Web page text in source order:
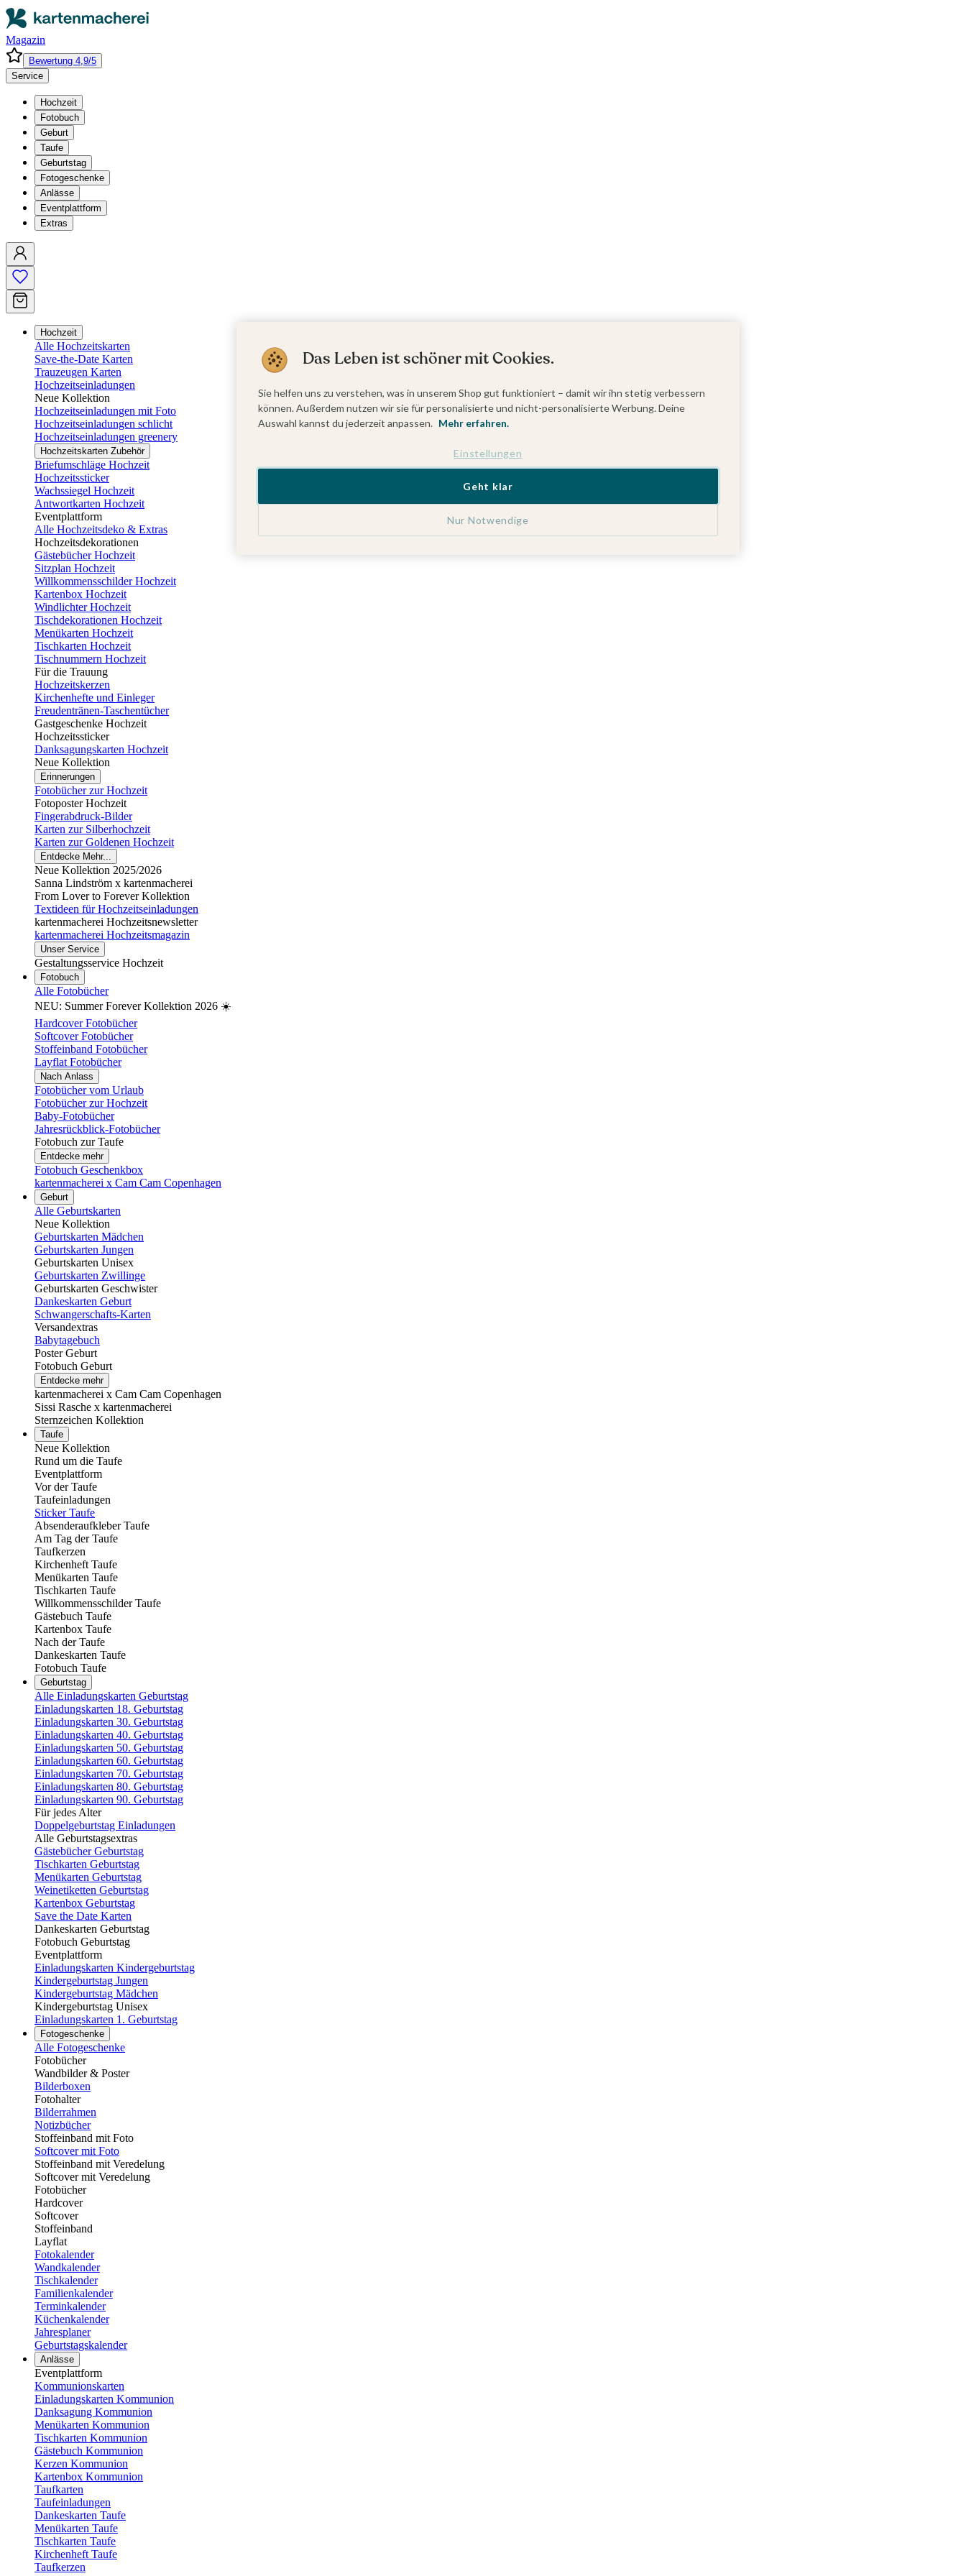
Magazin
Bewertung 4,9/5
Service
Hochzeit
Fotobuch
Geburt
Taufe
Geburtstag
Fotogeschenke
Anlässe
Eventplattform
Extras
Hochzeit
Alle Hochzeitskarten
Save-the-Date Karten
Trauzeugen Karten
Hochzeitseinladungen
Neue Kollektion
Hochzeitseinladungen mit Foto
Hochzeitseinladungen schlicht
Hochzeitseinladungen greenery
Hochzeitskarten Zubehör
Briefumschläge Hochzeit
Hochzeitssticker
Wachssiegel Hochzeit
Antwortkarten Hochzeit
Eventplattform
Alle Hochzeitsdeko & Extras
Hochzeitsdekorationen
Gästebücher Hochzeit
Sitzplan Hochzeit
Willkommensschilder Hochzeit
Kartenbox Hochzeit
Windlichter Hochzeit
Tischdekorationen Hochzeit
Menükarten Hochzeit
Tischkarten Hochzeit
Tischnummern Hochzeit
Für die Trauung
Hochzeitskerzen
Kirchenhefte und Einleger
Freudentränen-Taschentücher
Gastgeschenke Hochzeit
Hochzeitssticker
Danksagungskarten Hochzeit
Neue Kollektion
Erinnerungen
Fotobücher zur Hochzeit
Fotoposter Hochzeit
Fingerabdruck-Bilder
Karten zur Silberhochzeit
Karten zur Goldenen Hochzeit
Entdecke Mehr...
Neue Kollektion 2025/2026
Sanna Lindström x kartenmacherei
From Lover to Forever Kollektion
Textideen für Hochzeitseinladungen
kartenmacherei Hochzeitsnewsletter
kartenmacherei Hochzeitsmagazin
Unser Service
Gestaltungsservice Hochzeit
Fotobuch
Alle Fotobücher
NEU: Summer Forever Kollektion 2026 ☀️
Hardcover Fotobücher
Softcover Fotobücher
Stoffeinband Fotobücher
Layflat Fotobücher
Nach Anlass
Fotobücher vom Urlaub
Fotobücher zur Hochzeit
Baby-Fotobücher
Jahresrückblick-Fotobücher
Fotobuch zur Taufe
Entdecke mehr
Fotobuch Geschenkbox
kartenmacherei x Cam Cam Copenhagen
Geburt
Alle Geburtskarten
Neue Kollektion
Geburtskarten Mädchen
Geburtskarten Jungen
Geburtskarten Unisex
Geburtskarten Zwillinge
Geburtskarten Geschwister
Dankeskarten Geburt
Schwangerschafts-Karten
Versandextras
Babytagebuch
Poster Geburt
Fotobuch Geburt
Entdecke mehr
kartenmacherei x Cam Cam Copenhagen
Sissi Rasche x kartenmacherei
Sternzeichen Kollektion
Taufe
Neue Kollektion
Rund um die Taufe
Eventplattform
Vor der Taufe
Taufeinladungen
Sticker Taufe
Absenderaufkleber Taufe
Am Tag der Taufe
Taufkerzen
Kirchenheft Taufe
Menükarten Taufe
Tischkarten Taufe
Willkommensschilder Taufe
Gästebuch Taufe
Kartenbox Taufe
Nach der Taufe
Dankeskarten Taufe
Fotobuch Taufe
Geburtstag
Alle Einladungskarten Geburtstag
Einladungskarten 18. Geburtstag
Einladungskarten 30. Geburtstag
Einladungskarten 40. Geburtstag
Einladungskarten 50. Geburtstag
Einladungskarten 60. Geburtstag
Einladungskarten 70. Geburtstag
Einladungskarten 80. Geburtstag
Einladungskarten 90. Geburtstag
Für jedes Alter
Doppelgeburtstag Einladungen
Alle Geburtstagsextras
Gästebücher Geburtstag
Tischkarten Geburtstag
Menükarten Geburtstag
Weinetiketten Geburtstag
Kartenbox Geburtstag
Save the Date Karten
Dankeskarten Geburtstag
Fotobuch Geburtstag
Eventplattform
Einladungskarten Kindergeburtstag
Kindergeburtstag Jungen
Kindergeburtstag Mädchen
Kindergeburtstag Unisex
Einladungskarten 1. Geburtstag
Fotogeschenke
Alle Fotogeschenke
Fotobücher
Wandbilder & Poster
Bilderboxen
Fotohalter
Bilderrahmen
Notizbücher
Stoffeinband mit Foto
Softcover mit Foto
Stoffeinband mit Veredelung
Softcover mit Veredelung
Fotobücher
Hardcover
Softcover
Stoffeinband
Layflat
Fotokalender
Wandkalender
Tischkalender
Familienkalender
Terminkalender
Küchenkalender
Jahresplaner
Geburtstagskalender
Anlässe
Eventplattform
Kommunionskarten
Einladungskarten Kommunion
Danksagung Kommunion
Menükarten Kommunion
Tischkarten Kommunion
Gästebuch Kommunion
Kerzen Kommunion
Kartenbox Kommunion
Taufkarten
Taufeinladungen
Dankeskarten Taufe
Menükarten Taufe
Tischkarten Taufe
Kirchenheft Taufe
Taufkerzen
Das Leben ist schöner mit Cookies.
Sie helfen uns zu verstehen, was in unserem Shop gut funktioniert – damit wir ihn stetig verbessern
können. Außerdem nutzen wir sie für personalisierte und nicht-personalisierte Werbung. Deine
Auswahl kannst du jederzeit anpassen. Mehr erfahren.
Einstellungen
Nur Notwendige
Geht klar